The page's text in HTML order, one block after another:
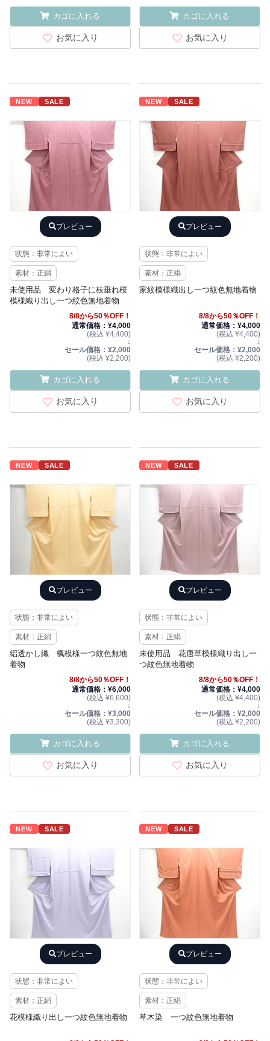
カゴに入れる
お気に入り
カゴに入れる
お気に入り
NEW SALE
プレビュー
状態：非常によい
素材：正絹
未使用品 変わり格子に枝垂れ桜
模様織り出し一つ紋色無地着物
8/8から50％OFF！
通常価格：¥4,000
(税込 ¥4,400)
↓
セール価格：¥2,000
(税込 ¥2,200)
カゴに入れる
お気に入り
NEW SALE
プレビュー
状態：非常によい
素材：正絹
家紋模様織出し一つ紋色無地着物
8/8から50％OFF！
通常価格：¥4,000
(税込 ¥4,400)
↓
セール価格：¥2,000
(税込 ¥2,200)
カゴに入れる
お気に入り
NEW SALE
プレビュー
状態：非常によい
素材：正絹
絽透かし織 楓模様一つ紋色無地
着物
8/8から50％OFF！
通常価格：¥6,000
(税込 ¥6,600)
↓
セール価格：¥3,000
(税込 ¥3,300)
カゴに入れる
お気に入り
NEW SALE
プレビュー
状態：非常によい
素材：正絹
未使用品 花唐草模様織り出し一
つ紋色無地着物
8/8から50％OFF！
通常価格：¥4,000
(税込 ¥4,400)
↓
セール価格：¥2,000
(税込 ¥2,200)
カゴに入れる
お気に入り
NEW SALE
プレビュー
状態：非常によい
素材：正絹
花模様織り出し一つ紋色無地着物
NEW SALE
プレビュー
状態：非常によい
素材：正絹
草木染 一つ紋色無地着物